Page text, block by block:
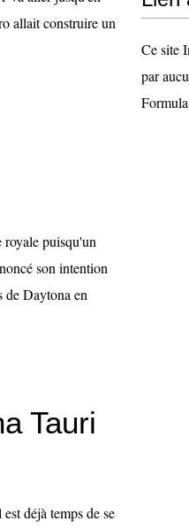
allait construire un
puisqu'un
son intention
de Daytona en
Tauri
déjà temps de se
Ce site
par